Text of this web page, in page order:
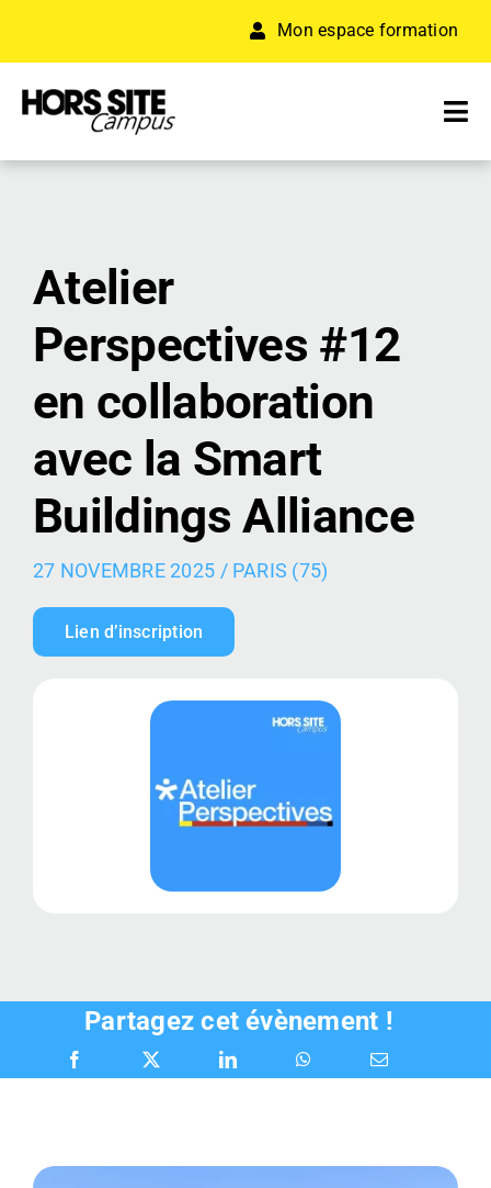
contenu
Mon espace formation
ACCÉLÉRATEUR
CONTACT
Atelier
Perspectives #12
en collaboration
avec la Smart
Buildings Alliance
27 NOVEMBRE 2025 / PARIS (75)
Lien d’inscription
Partagez cet évènement !